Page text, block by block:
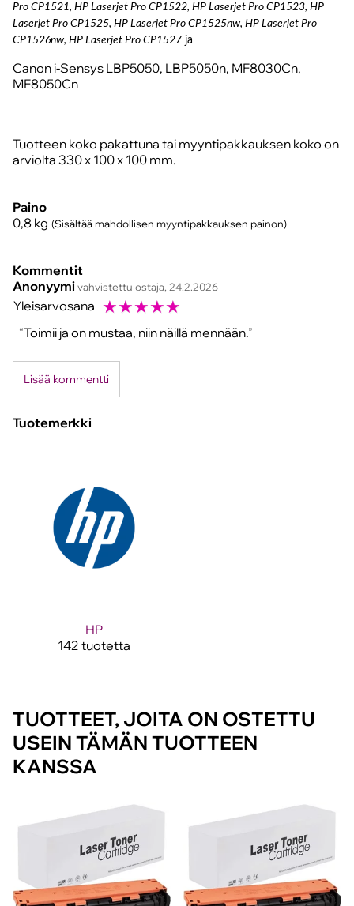
Pro CP1521, HP Laserjet Pro CP1522, HP Laserjet Pro CP1523, HP
Laserjet Pro CP1525, HP Laserjet Pro CP1525nw, HP Laserjet Pro
CP1526nw, HP Laserjet Pro CP1527 ja
Canon i-Sensys LBP5050, LBP5050n, MF8030Cn,
MF8050Cn
Tuotteen koko pakattuna tai myyntipakkauksen koko on
arviolta 330 x 100 x 100 mm.
Paino
0,8 kg (Sisältää mahdollisen myyntipakkauksen painon)
Kommentit
Anonyymivahvistettu ostaja, 24.2.2026
Yleisarvosana ☆☆☆☆☆
Toimii ja on mustaa, niin näillä mennään.
Lisää kommentti
Tuotemerkki
HP
142 tuotetta
TUOTTEET, JOITA ON OSTETTU
USEIN TÄMÄN TUOTTEEN
KANSSA